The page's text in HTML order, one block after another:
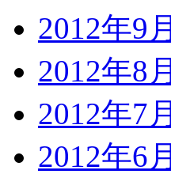
2012年9月
2012年8月
2012年7月
2012年6月